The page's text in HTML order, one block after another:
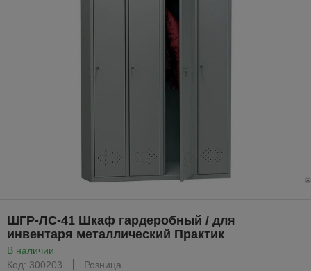
ШГР-ЛС-41 Шкаф гардеробный / для
инвентаря металлический Практик
В наличии
Код: 300203
Розница